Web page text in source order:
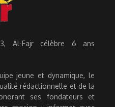
Al-Fajr célèbre 6 ans
jeune et dynamique, le
rédactionnelle et de la
ses fondateurs et